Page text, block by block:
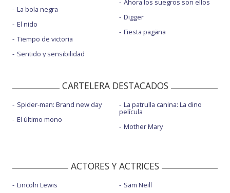
La bola negra
El nido
Tiempo de victoria
Sentido y sensibilidad
Ahora los suegros son ellos
Digger
Fiesta pagäna
CARTELERA DESTACADOS
Spider-man: Brand new day
El último mono
La patrulla canina: La dino
película
Mother Mary
ACTORES Y ACTRICES
Lincoln Lewis
Sam Neill